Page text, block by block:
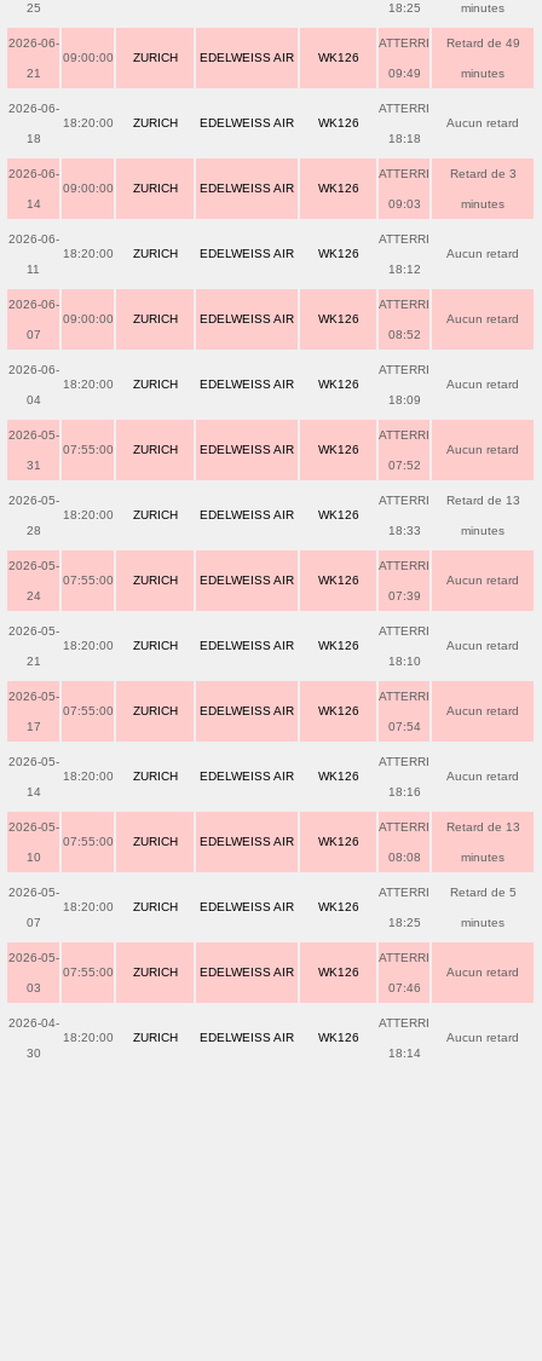
25 18:25 minutes
2026-06-
21
09:00:00 ZURICH EDELWEISS AIR WK126
ATTERRI
09:49
Retard de 49
minutes
2026-06-
18
18:20:00 ZURICH EDELWEISS AIR WK126
ATTERRI
18:18
Aucun retard
2026-06-
14
09:00:00 ZURICH EDELWEISS AIR WK126
ATTERRI
09:03
Retard de 3
minutes
2026-06-
11
18:20:00 ZURICH EDELWEISS AIR WK126
ATTERRI
18:12
Aucun retard
2026-06-
07
09:00:00 ZURICH EDELWEISS AIR WK126
ATTERRI
08:52
Aucun retard
2026-06-
04
18:20:00 ZURICH EDELWEISS AIR WK126
ATTERRI
18:09
Aucun retard
2026-05-
31
07:55:00 ZURICH EDELWEISS AIR WK126
ATTERRI
07:52
Aucun retard
2026-05-
28
18:20:00 ZURICH EDELWEISS AIR WK126
ATTERRI
18:33
Retard de 13
minutes
2026-05-
24
07:55:00 ZURICH EDELWEISS AIR WK126
ATTERRI
07:39
Aucun retard
2026-05-
21
18:20:00 ZURICH EDELWEISS AIR WK126
ATTERRI
18:10
Aucun retard
2026-05-
17
07:55:00 ZURICH EDELWEISS AIR WK126
ATTERRI
07:54
Aucun retard
2026-05-
14
18:20:00 ZURICH EDELWEISS AIR WK126
ATTERRI
18:16
Aucun retard
2026-05-
10
07:55:00 ZURICH EDELWEISS AIR WK126
ATTERRI
08:08
Retard de 13
minutes
2026-05-
07
18:20:00 ZURICH EDELWEISS AIR WK126
ATTERRI
18:25
Retard de 5
minutes
2026-05-
03
07:55:00 ZURICH EDELWEISS AIR WK126
ATTERRI
07:46
Aucun retard
2026-04-
30
18:20:00 ZURICH EDELWEISS AIR WK126
ATTERRI
18:14
Aucun retard